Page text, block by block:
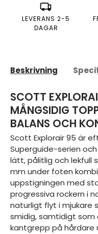
LEVERANS 2-5
DAGAR
Beskrivning
SCOTT
MÅNGSIDIG
BALANS OCH
Scott Explorair 95 är
Superguide-serien
lätt, pålitlig och lekfull
mm under foten
uppstigningen med
progressiva rockern i
naturligt flyt i mjukare
smidig, samtidigt som
kantgrepp på hårdare